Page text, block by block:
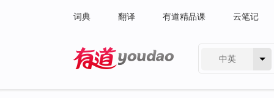
词典 翻译 有道精品课 云笔记
中英